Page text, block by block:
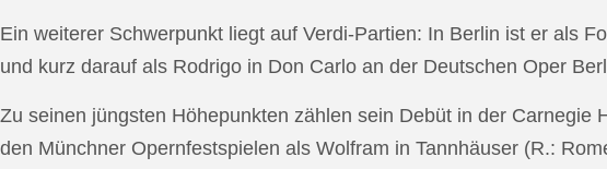
Ein weiterer Schwerpunkt liegt auf Verdi-Partien: In Berlin ist er als
und kurz darauf als Rodrigo in Don Carlo an der Deutschen Oper
Zu seinen jüngsten Höhepunkten zählen sein Debüt in der Carnegie
den Münchner Opernfestspielen als Wolfram in Tannhäuser (R.: